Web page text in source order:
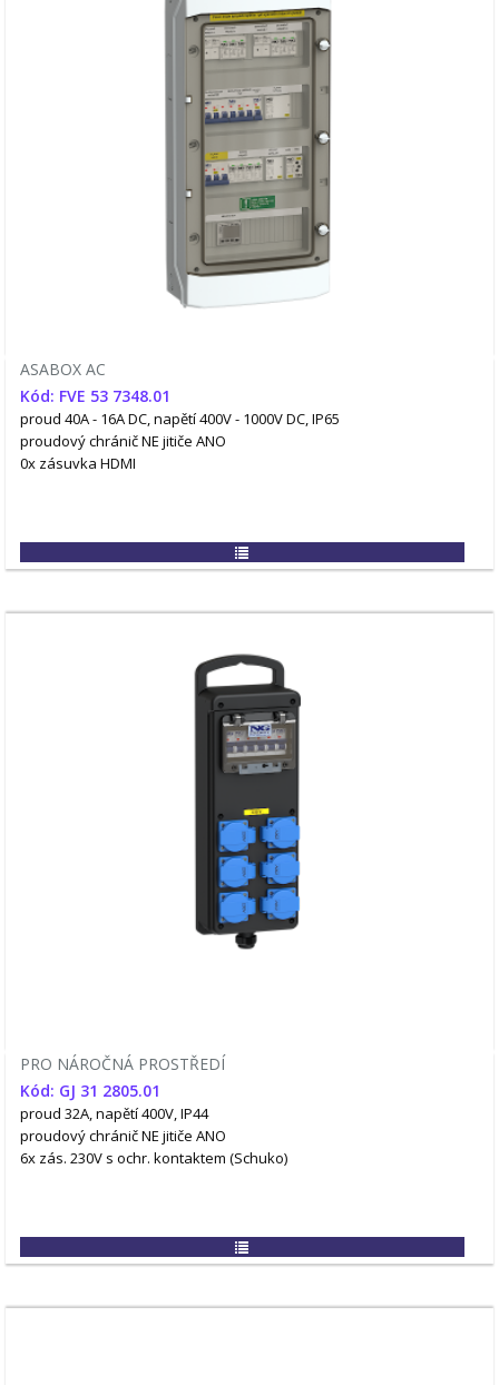
ASABOX AC
Kód: FVE 53 7348.01
proud 40A - 16A DC, napětí 400V - 1000V DC, IP65
proudový chránič NE jitiče ANO
0x zásuvka HDMI
PRO NÁROČNÁ PROSTŘEDÍ
Kód: GJ 31 2805.01
proud 32A, napětí 400V, IP44
proudový chránič NE jitiče ANO
6x zás. 230V s ochr. kontaktem (Schuko)